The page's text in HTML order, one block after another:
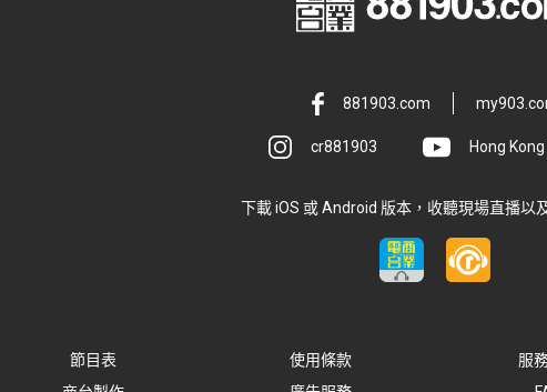
881903.com
cr881903 Hong
下載 iOS 或 Android 版本，收聽現場直播以
節目表 使用條款 服